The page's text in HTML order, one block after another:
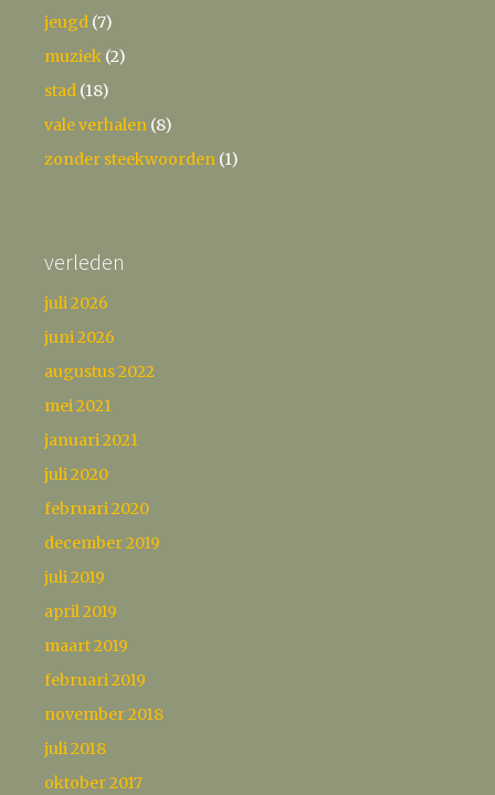
jeugd (7)
muziek (2)
stad (18)
vale verhalen (8)
zonder steekwoorden (1)
verleden
juli 2026
juni 2026
augustus 2022
mei 2021
januari 2021
juli 2020
februari 2020
december 2019
juli 2019
april 2019
maart 2019
februari 2019
november 2018
juli 2018
oktober 2017